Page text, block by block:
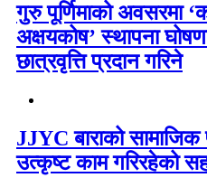
गुरु पूर्णिमाको अवसरमा
अक्षयकोष’ स्थापना
छात्रवृत्ति प्रदान गरिने
JJYC बाराको
उत्कृष्ट काम गरिरहेको